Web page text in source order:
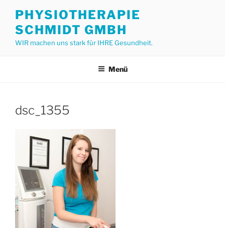
Inhalt
springen
PHYSIOTHERAPIE
SCHMIDT GMBH
WIR machen uns stark für IHRE Gesundheit.
Menü
dsc_1355